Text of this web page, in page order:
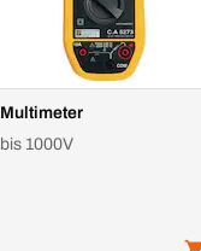
Multimeter
bis 1000V